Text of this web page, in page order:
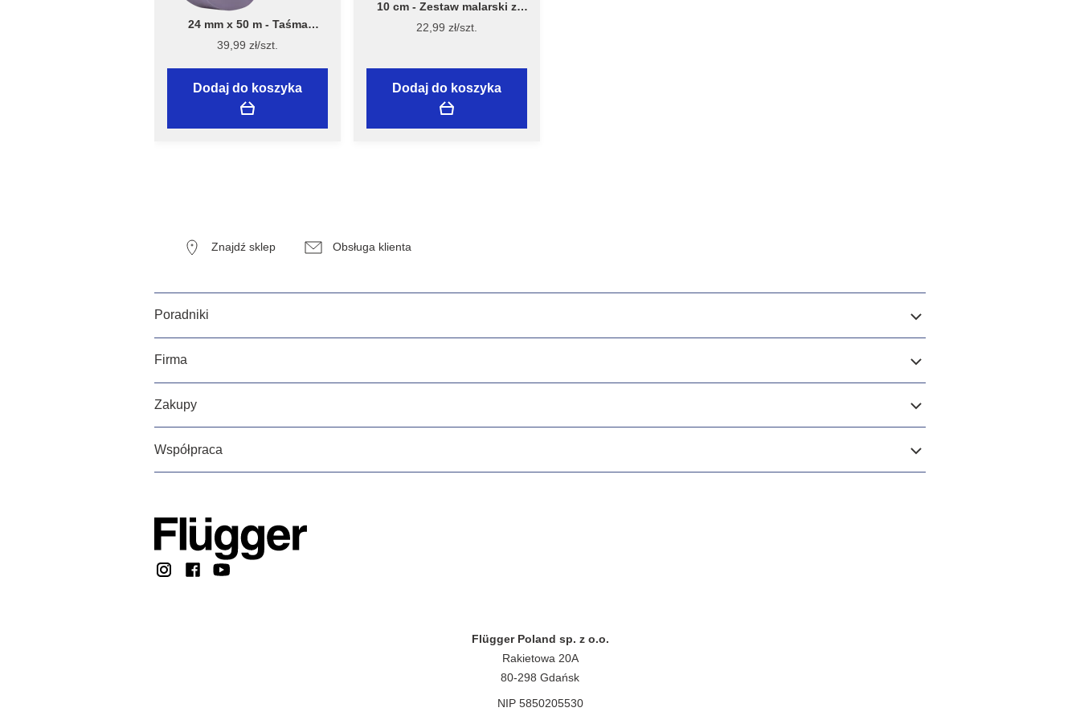
24 mm x 50 m - Taśma
Malarska Speciality Sensitive
Surfaces - Flügger
39,99 zł/szt.
Dodaj do koszyka
10 cm - Zestaw malarski z
wałkiem Welur 10 cm, model
7981 – Flügger
22,99 zł/szt.
Dodaj do koszyka
Znajdź sklep Obsługa klienta
Poradniki
Firma
Zakupy
Współpraca
Flügger Poland sp. z o.o.
Rakietowa 20A
80-298 Gdańsk
NIP 5850205530